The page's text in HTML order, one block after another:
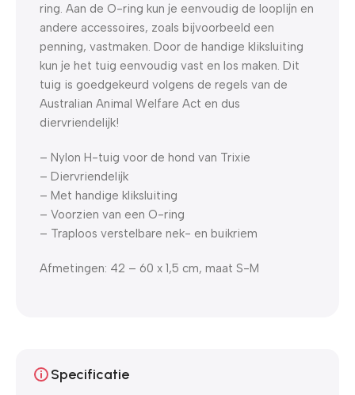
ring. Aan de O-ring kun je eenvoudig de looplijn en
andere accessoires, zoals bijvoorbeeld een
penning, vastmaken. Door de handige kliksluiting
kun je het tuig eenvoudig vast en los maken. Dit
tuig is goedgekeurd volgens de regels van de
Australian Animal Welfare Act en dus
diervriendelijk!
– Nylon H-tuig voor de hond van Trixie
– Diervriendelijk
– Met handige kliksluiting
– Voorzien van een O-ring
– Traploos verstelbare nek- en buikriem
Afmetingen: 42 – 60 x 1,5 cm, maat S-M
Specificatie